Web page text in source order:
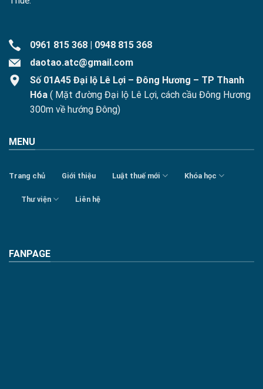
0961 815 368 | 0948 815 368
daotao.atc@gmail.com
Số 01A45 Đại lộ Lê Lợi – Đông Hương – TP Thanh
Hóa ( Mặt đường Đại lộ Lê Lợi, cách cầu Đông Hương
300m về hướng Đông)
MENU
Trang chủ Giới thiệu Luật thuế mới Khóa học
Thư viện Liên hệ
FANPAGE